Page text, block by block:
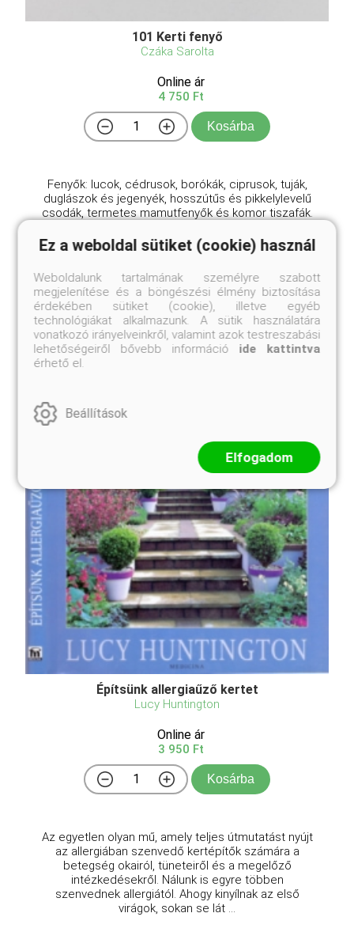
101 Kerti fenyő
Czáka Sarolta
Online ár
4 750 Ft
Kosárba
Fenyők: lucok, cédrusok, borókák, ciprusok, tuják,
duglászok és jegenyék, hosszútűs és pikkelylevelű
csodák, termetes mamutfenyők és komor tiszafák.
több mint ötszáz félét kínálnak a magyarországi fai ...
Építsünk allergiaűző kertet
Lucy Huntington
Online ár
3 950 Ft
Kosárba
Az ​egyetlen olyan mű, amely teljes útmutatást nyújt
az allergiában szenvedő kertépítők számára a
betegség okairól, tüneteiről és a megelőző
intézkedésekről. Nálunk is egyre többen
szenvednek allergiától. Ahogy kinyílnak az első
virágok, sokan se lát ...
Ez a weboldal sütiket (cookie) használ
Weboldalunk tartalmának személyre szabott
megjelenítése és a böngészési élmény biztosítása
érdekében sütiket (cookie), illetve egyéb
technológiákat alkalmazunk. A sütik használatára
vonatkozó irányelveinkről, valamint azok testreszabási
lehetőségeiről bővebb információ ide kattintva
érhető el.
Beállítások
Elfogadom